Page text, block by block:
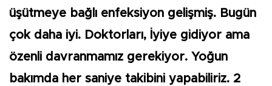
üşütmeye bağlı enfeksiyon gelişmiş. Bugün
çok daha iyi. Doktorları, İyiye gidiyor ama
özenli davranmamız gerekiyor. Yoğun
bakımda her saniye takibini yapabiliriz. 2